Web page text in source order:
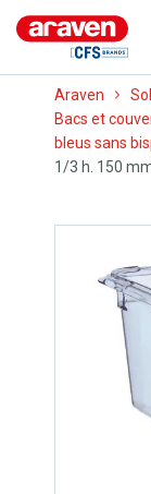
Araven
Bacs et
bleus sans
1/3 h. 150